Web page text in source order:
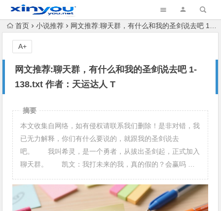
首页 小说推荐 网文推荐:聊天群，有什么和我的圣剑说去吧 1-138.txt 作者：天运达人 T
网文推荐:聊天群，有什么和我的圣剑说去吧 1-
138.txt 作者：天运达人 T
A+
摘要
本文收集自网络，如有侵权请联系我们删除！是非对错，我
已无力解释，你们有什么要说的，就跟我的圣剑说去
吧。 我叫希灵，是一个勇者，从拔出圣剑起，正式加入
聊天群。 凯文：我打未来的我，真的假的？会赢吗 …